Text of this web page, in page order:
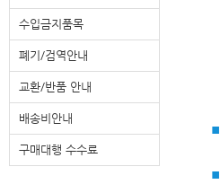
수입금지품목
폐기/검역안내
교환/반품 안내
배송비안내
구매대행 수수료